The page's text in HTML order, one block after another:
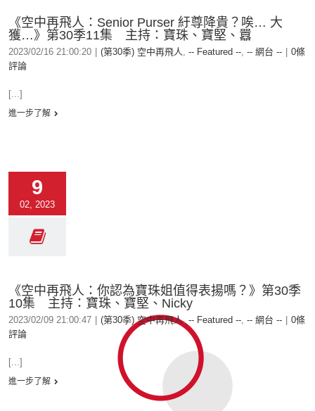
《空中再飛人：Senior Purser 紆尊降貴？唉… 大
獲…》第30季11集 主持：寶珠、寶堅、囂
2023/02/16 21:00:20 (第30季) 空中再飛人, -- Featured --, -- 網台 --
0條
評論
[...]
進一步了解
9
02, 2023
《空中再飛人：你認為寶珠姐值得表揚嗎？》第30季
10集 主持：寶珠、寶堅、Nicky
2023/02/09 21:00:47 (第30季) 空中再飛人, -- Featured --, -- 網台 --
0條
評論
[...]
進一步了解